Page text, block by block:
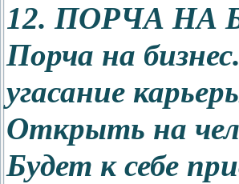
12. ПОРЧА НА
Порча на
угасание
Открыть на
Будет к себе